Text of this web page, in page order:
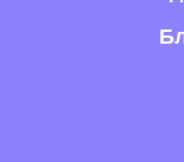
Политика